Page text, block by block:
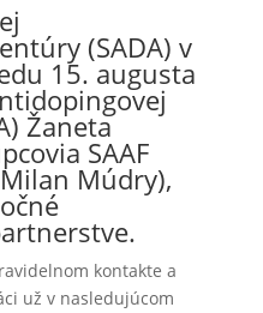
(SADA) v
15. augusta
Žaneta
SAAF
Múdry),
kontakte a
už v nasledujúcom